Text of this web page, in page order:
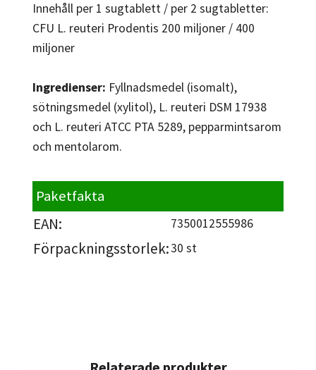
Innehåll per 1 sugtablett / per 2 sugtabletter:
CFU L. reuteri Prodentis 200 miljoner / 400
miljoner
Ingredienser: Fyllnadsmedel (isomalt),
sötningsmedel (xylitol), L. reuteri DSM 17938
och L. reuteri ATCC PTA 5289, pepparmintsarom
och mentolarom.
Paketfakta
EAN: 7350012555986
Förpackningsstorlek:30 st